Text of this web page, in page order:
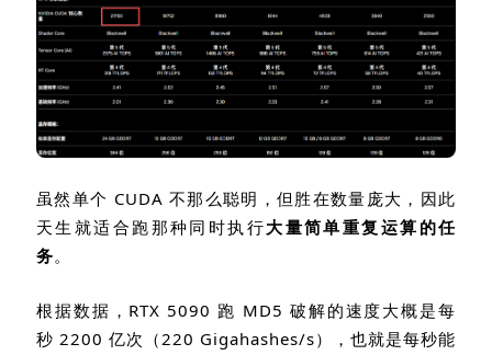
虽然单个 CUDA不那么聪明，但胜在数量庞大，因此
天生就适合跑那种同时执行大量简单重复运算的任
务。
根据数据， RTX 5090 跑 MD5 破解的速度大概是每
秒 2200 亿次（220 Gigahashes/s），也就是每秒能